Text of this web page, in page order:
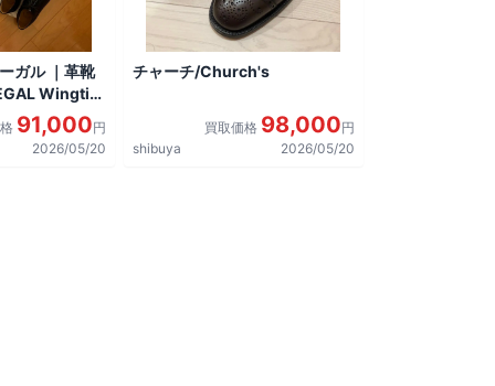
ガル ｜革靴
Wingtip
した。
91,000円
2026/05/20
チャーチ/Church's
買取価格 98,000円
shibuya
2026/05/20